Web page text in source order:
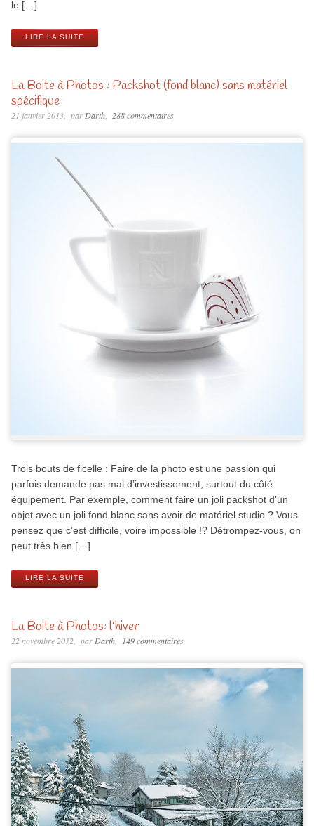
le […]
LIRE LA SUITE
La Boite à Photos : Packshot (fond blanc) sans matériel
spécifique
21 janvier 2013 parDarth 288 commentaires
Trois bouts de ficelle : Faire de la photo est une passion qui
parfois demande pas mal d’investissement, surtout du côté
équipement. Par exemple, comment faire un joli packshot d’un
objet avec un joli fond blanc sans avoir de matériel studio ? Vous
pensez que c’est difficile, voire impossible !? Détrompez-vous, on
peut très bien […]
LIRE LA SUITE
La Boite à Photos: l’hiver
22 novembre 2012 parDarth 149 commentaires